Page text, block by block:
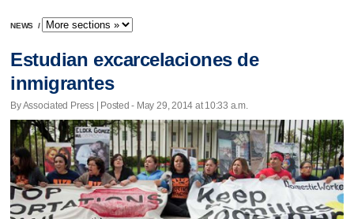
NEWS /
Estudian excarcelaciones de
inmigrantes
By Associated Press | Posted - May 29, 2014 at 10:33 a.m.